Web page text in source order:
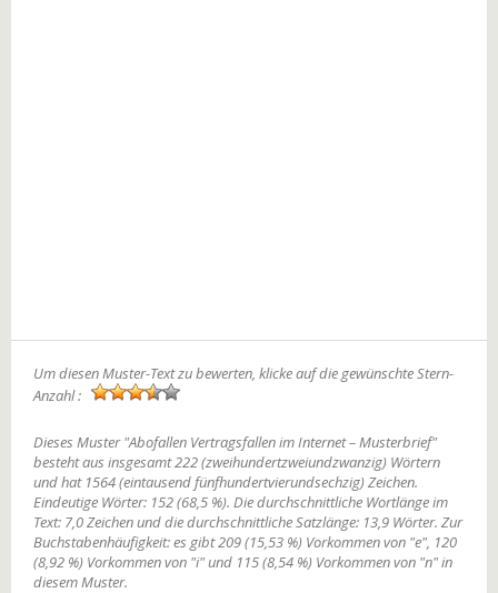
Um diesen Muster-Text zu bewerten, klicke auf die gewünschte Stern-
Anzahl :
Dieses Muster "Abofallen Vertragsfallen im Internet – Musterbrief"
besteht aus insgesamt 222 (zweihundertzweiundzwanzig) Wörtern
und hat 1564 (eintausend fünfhundertvierundsechzig) Zeichen.
Eindeutige Wörter: 152 (68,5 %). Die durchschnittliche Wortlänge im
Text: 7,0 Zeichen und die durchschnittliche Satzlänge: 13,9 Wörter. Zur
Buchstabenhäufigkeit: es gibt 209 (15,53 %) Vorkommen von "e", 120
(8,92 %) Vorkommen von "i" und 115 (8,54 %) Vorkommen von "n" in
diesem Muster.